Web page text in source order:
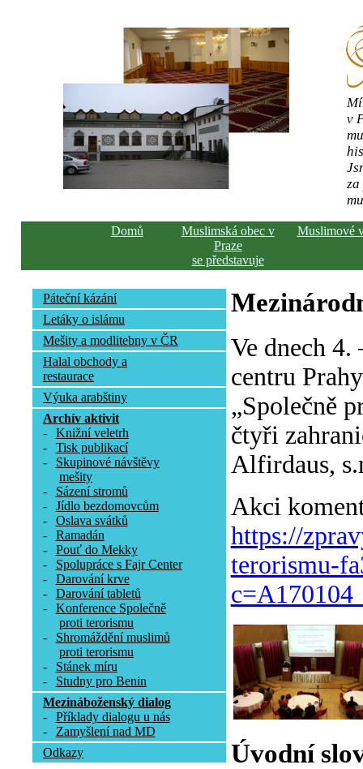
v
Domů
Muslimská obec v
Praze
se představuje
Muslimové
Páteční kázání
Letáky o islámu
Mešity a modlitebny v ČR
Halal obchody a
restaurace
Výuka arabštiny
Archív aktivit
-
Knižní veletrh
-
Tisk publikací
-
Skupinové návštěvy
mešity
-
Sázení stromů
-
Jídlo bezdomovcům
-
Oslava svátků
-
Ramadán
-
Pouť do Mekky
-
Spolupráce s Fajr Center
-
Darování krve
-
Darování tabletů
-
Konference Společně
proti terorismu
-
Shromáždění muslimů
proti terorismu
-
Stánek míru
-
Studny pro Benin
Mezináboženský dialog
-
Příklady dialogu u nás
-
Zamyšlení nad MD
Odkazy
Ve dnech 4.
centru
„Společně
čtyři
Alfirdaus,
Akci
https://
terorismu-
Úvodní